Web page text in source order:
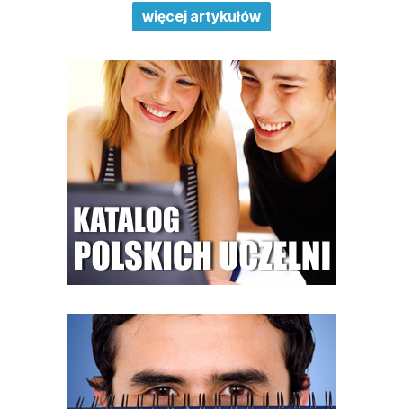
więcej artykułów